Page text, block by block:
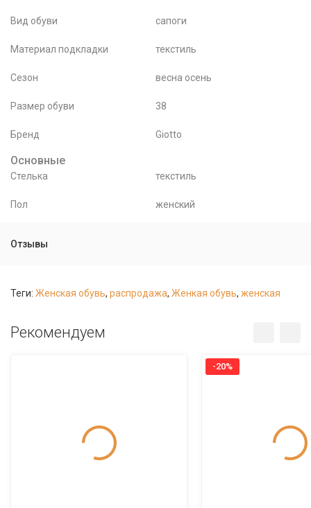
Вид обуви сапоги
Материал подкладки текстиль
Сезон весна осень
Размер обуви 38
Бренд Giotto
Основные
Стелька текстиль
Пол женский
Отзывы
Теги: Женская обувь, распродажа, Женкая обувь, женская
Рекомендуем
-20%